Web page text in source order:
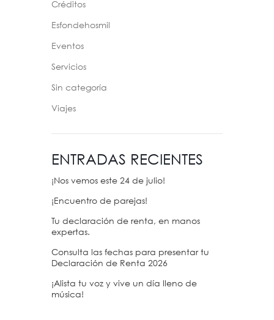
Créditos
Esfondehosmil
Eventos
Servicios
Sin categoría
Viajes
ENTRADAS RECIENTES
¡Nos vemos este 24 de julio!
¡Encuentro de parejas!
Tu declaración de renta, en manos
expertas.
Consulta las fechas para presentar tu
Declaración de Renta 2026
¡Alista tu voz y vive un día lleno de
música!